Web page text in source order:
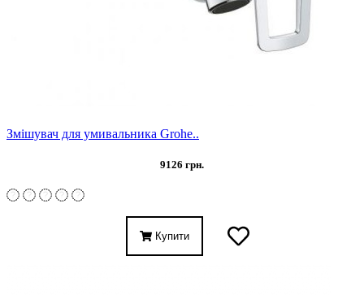
Змішувач для умивальника Grohe..
9126 грн.
Купити